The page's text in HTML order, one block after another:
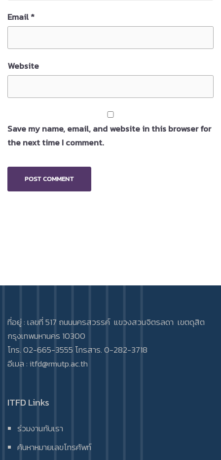
Email*
Website
Save my name, email, and website in this browser for
the next time I comment.
ที่อยู่ : เลขที่ 517 ถนนนครสวรรค์ แขวงสวนจิตรลดา เขตดุสิต
กรุงเทพมหานคร 10300
โทร. 02-665-3555 โทรสาร. 0-282-3718
อีเมล :itfd@rmutp.ac.th
ITFD Links
ร่วมงานกับเรา
ค้นหาหมายเลขโทรศัพท์